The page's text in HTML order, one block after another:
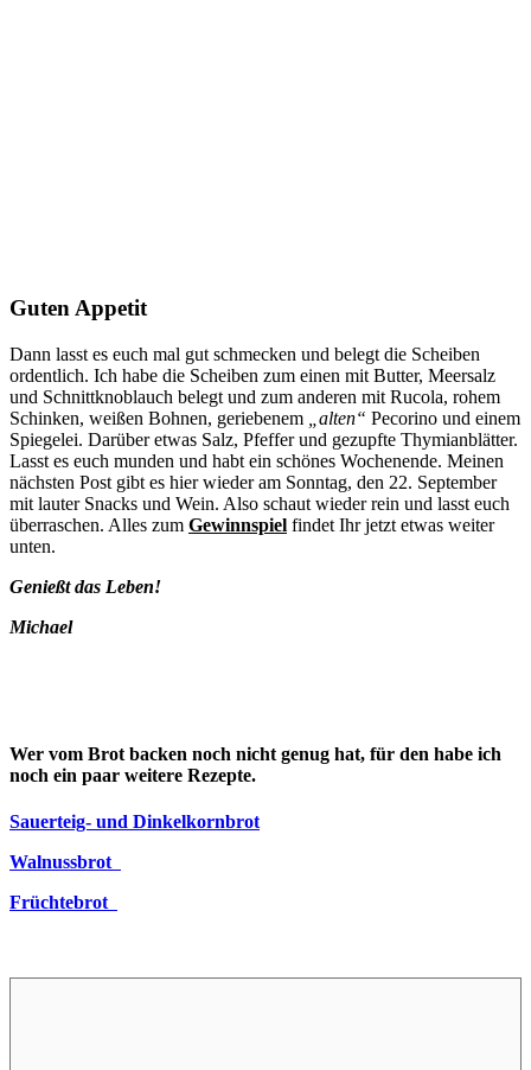
Guten Appetit
Dann lasst es euch mal gut schmecken und belegt die Scheiben
ordentlich. Ich habe die Scheiben zum einen mit Butter, Meersalz
und Schnittknoblauch belegt und zum anderen mit Rucola, rohem
Schinken, weißen Bohnen, geriebenem
„alten“ Pecorino und einem
Spiegelei. Darüber etwas Salz, Pfeffer und gezupfte Thymianblätter.
Lasst es euch munden und habt ein schönes Wochenende. Meinen
nächsten Post gibt es hier wieder am Sonntag, den 22. September
mit lauter Snacks und Wein. Also schaut wieder rein und lasst euch
überraschen. Alles zum Gewinnspiel findet Ihr jetzt etwas weiter
unten.
Genießt das Leben!
Michael
Wer vom Brot backen noch nicht genug hat, für den habe ich
noch ein paar weitere Rezepte.
Sauerteig- und Dinkelkornbrot
Walnussbrot
Früchtebrot